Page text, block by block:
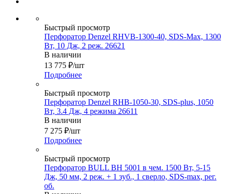
Быстрый просмотр
Перфоратор Denzel RHVB-1300-40, SDS-Max, 1300
Вт, 10 Дж, 2 реж. 26621
В наличии
13 775 ₽/шт
Подробнее
Быстрый просмотр
Перфоратор Denzel RHB-1050-30, SDS-plus, 1050
Вт, 3.4 Дж, 4 режима 26611
В наличии
7 275 ₽/шт
Подробнее
Быстрый просмотр
Перфоратор BULL BH 5001 в чем. 1500 Вт, 5-15
Дж, 50 мм, 2 реж. + 1 зуб., 1 сверло, SDS-max, рег.
об.